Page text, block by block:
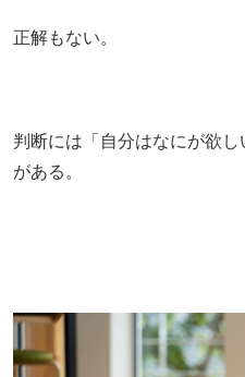
正解もない。
判断には「自分はなにが欲
がある。